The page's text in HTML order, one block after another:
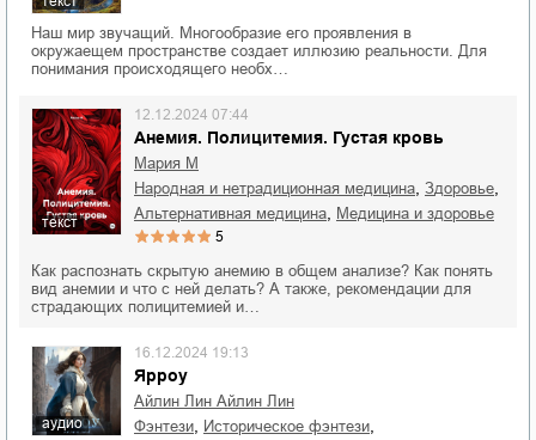
Наш мир звучащий. Многообразие его проявления в
окружаещем пространстве создает иллюзию реальности. Для
понимания происходящего необх…
текст
Анемия. Полицитемия. Густая кровь
12.12.2024 07:44
Мария М
народная и нетрадиционная медицина
здоровье
альтернативная медицина медицина и здоровье
5
Как распознать скрытую анемию в общем анализе? Как понять
вид анемии и что с ней делать? А также, рекомендации для
страдающих полицитемией и…
аудио
Ярроу
16.12.2024 19:13
Айлин Лин Айлин Лин
фэнтези
историческое фэнтези